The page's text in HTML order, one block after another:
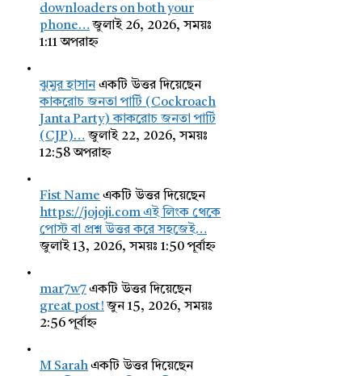
downloaders on both your
phone… জুলাই 26, 2026, সময়ঃ
1:11 অপরাহ্ন
ঝুমুর হাসানএকটি উত্তর দিয়েছেন
কাকরোচ জনতা পার্টি (Cockroach
Janta Party) কাকরোচ জনতা পার্টি
(CJP)… জুলাই 22, 2026, সময়ঃ
12:58 অপরাহ্ন
Fist Name একটি উত্তর দিয়েছেন
https://jojoji.com এই লিংক থেকে
পোস্ট বা প্রশ্ন উত্তর করে সহজেই…
জুলাই 13, 2026, সময়ঃ 1:50 পূর্বাহ্ন
mar7w7একটি উত্তর দিয়েছেন
great post! জুন 15, 2026, সময়ঃ
2:56 পূর্বাহ্ন
M Sarahএকটি উত্তর দিয়েছেন